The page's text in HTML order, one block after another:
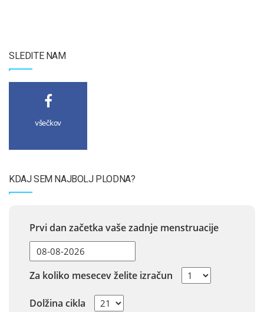
SLEDITE NAM
všečkov
KDAJ SEM NAJBOLJ PLODNA?
Prvi dan začetka vaše zadnje menstruacije
Za koliko mesecev želite izračun
Dolžina cikla